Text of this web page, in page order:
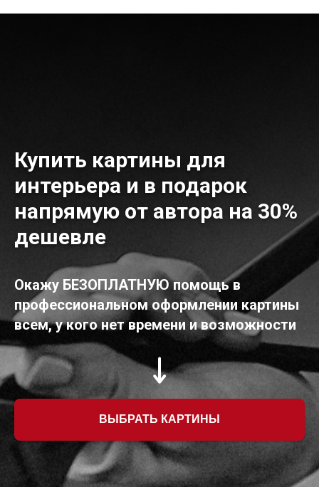
Купить картины для
интерьера и в подарок
напрямую от автора на 30%
дешевле
Окажу БЕЗОПЛАТНУЮ помощь в
профессиональном оформлении картины
всем, у кого нет времени и возможности
ВЫБРАТЬ КАРТИНЫ